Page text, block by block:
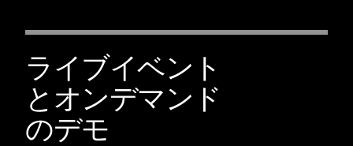
ライブイベント
とオンデマンド
のデモ